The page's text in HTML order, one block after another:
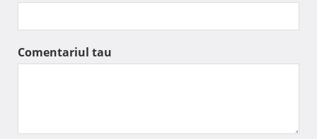
Comentariul tau